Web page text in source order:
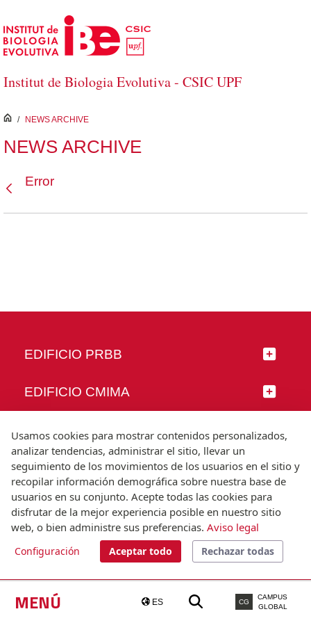
Saltar al contenido principal
Institut de Biologia Evolutiva - CSIC UPF
MENÚ ES CG
CAMPUS
GLOBAL
inici
/ NEWS ARCHIVE
NEWS ARCHIVE
Error
EDIFICIO PRBB
EDIFICIO CMIMA
SÍGUENOS
© Universitat Pompeu Fabra
Barcelona
T.(+34) 93 542 20 00
Usamos cookies para mostrar contenidos personalizados,
analizar tendencias, administrar el sitio, llevar un
seguimiento de los movimientos de los usuarios en el sitio y
recopilar información demográfica sobre nuestra base de
usuarios en su conjunto. Acepte todas las cookies para
disfrutar de la mejor experiencia posible en nuestro sitio
web, o bien administre sus preferencias. Aviso legal
Configuración Aceptar todo Rechazar todas